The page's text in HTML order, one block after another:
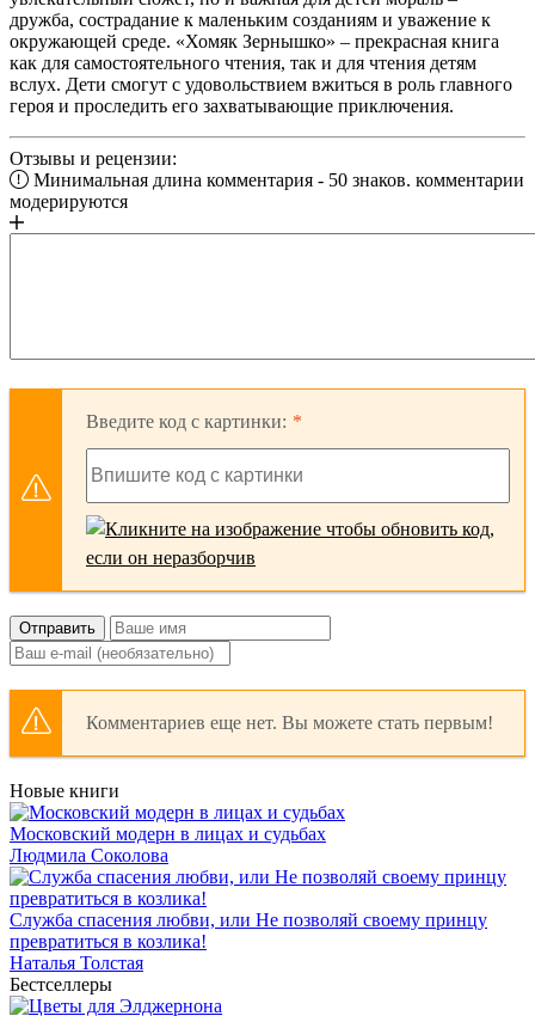
дружба, сострадание к маленьким созданиям и уважение к
окружающей среде. «Хомяк Зернышко» – прекрасная книга
как для самостоятельного чтения, так и для чтения детям
вслух. Дети смогут с удовольствием вжиться в роль главного
героя и проследить его захватывающие приключения.
Отзывы и рецензии:
Минимальная длина комментария - 50 знаков. комментарии
модерируются
Введите код с картинки:
Отправить
Комментариев еще нет. Вы можете стать первым!
Новые книги
Московский модерн в лицах и судьбах
Людмила Соколова
Служба спасения любви, или Не позволяй своему принцу
превратиться в козлика!
Наталья Толстая
Бестселлеры